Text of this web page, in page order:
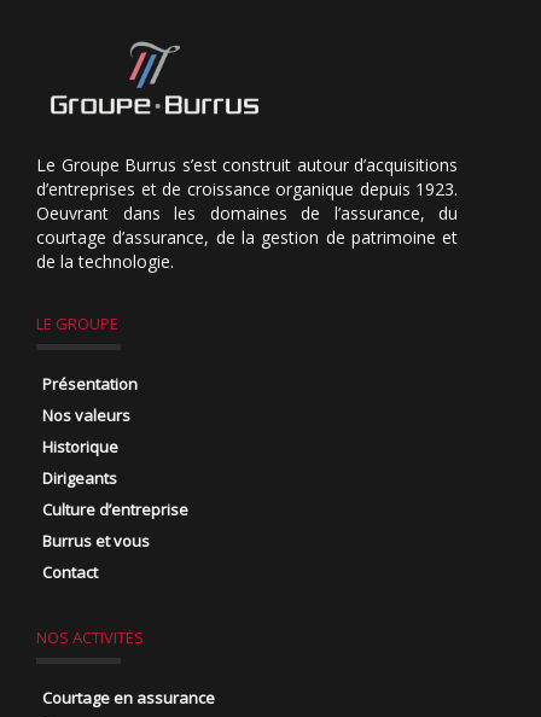
Le Groupe Burrus s’est construit autour d’acquisitions
d’entreprises et de croissance organique depuis 1923.
Oeuvrant dans les domaines de l’assurance, du
courtage d’assurance, de la gestion de patrimoine et
de la technologie.
LE GROUPE
Présentation
Nos valeurs
Historique
Dirigeants
Culture d’entreprise
Burrus et vous
Contact
NOS ACTIVITÉS
Courtage en assurance